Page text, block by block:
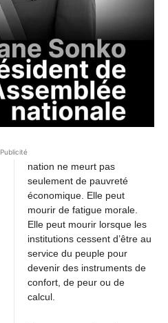
Publicité
nation ne meurt pas
seulement de pauvreté
économique. Elle peut
mourir de fatigue morale.
Elle peut mourir lorsque les
institutions cessent d’être au
service du peuple pour
devenir des instruments de
confort, de peur ou de
calcul.